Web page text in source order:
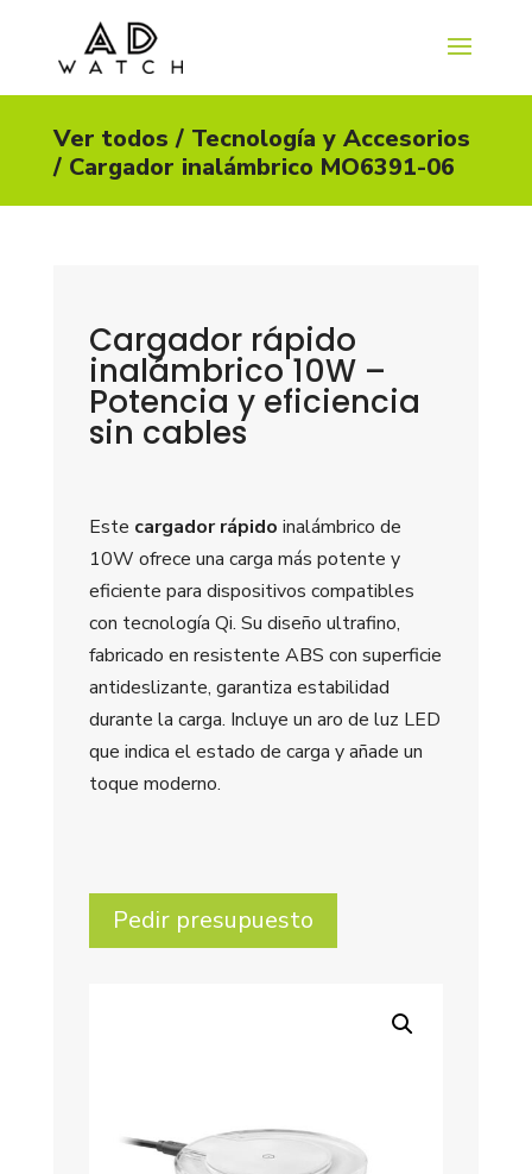
Ver todos / Tecnología y Accesorios
/ Cargador inalámbrico MO6391-06
Cargador rápido
inalámbrico 10W –
Potencia y eficiencia
sin cables
Este cargador rápido inalámbrico de
10W ofrece una carga más potente y
eficiente para dispositivos compatibles
con tecnología Qi. Su diseño ultrafino,
fabricado en resistente ABS con superficie
antideslizante, garantiza estabilidad
durante la carga. Incluye un aro de luz LED
que indica el estado de carga y añade un
toque moderno.
Pedir presupuesto